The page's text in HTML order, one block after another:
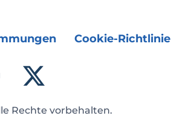
Cookie-Richtlinie
Rechte vorbehalten.